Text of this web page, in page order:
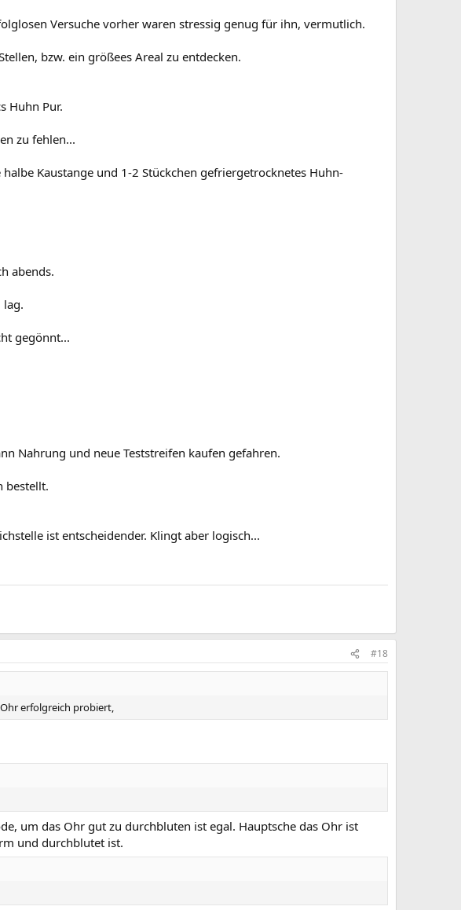
Versuche vorher waren stressig genug für ihn, vermutlich.
bzw. ein größees Areal zu entdecken.
Huhn Pur.
zu fehlen...
Kaustange und 1-2 Stückchen gefriergetrocknetes Huhn-
abends.
lag.
gegönnt...
Nahrung und neue Teststreifen kaufen gefahren.
bestellt.
ist entscheidender. Klingt aber logisch...
#18
erfolgreich probiert,
um das Ohr gut zu durchbluten ist egal. Hauptsche das Ohr ist
und durchblutet ist.